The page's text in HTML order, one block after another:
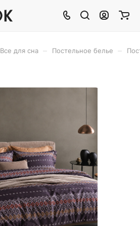
Все для сна Постельное белье